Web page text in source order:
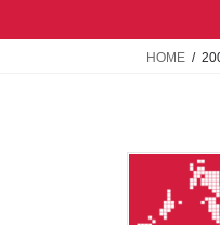
HOME